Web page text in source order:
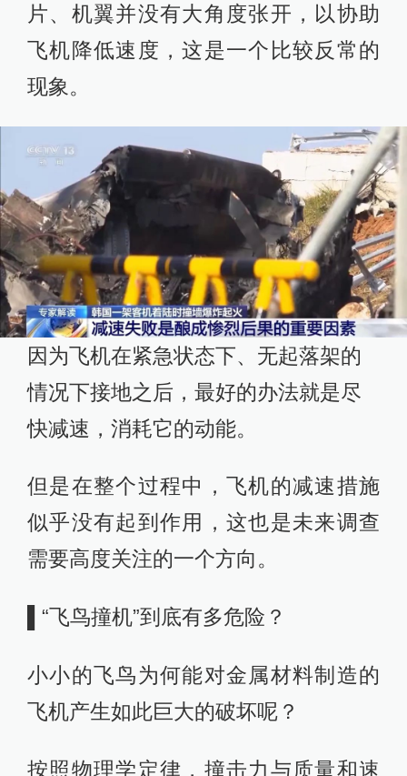
片、机翼并没有大角度张开，以协助
飞机降低速度，这是一个比较反常的
现象。
因为飞机在紧急状态下、无起落架的
情况下接地之后，最好的办法就是尽
快减速，消耗它的动能。
但是在整个过程中，飞机的减速措施
似乎没有起到作用，这也是未来调查
需要高度关注的一个方向。
▌“飞鸟撞机”到底有多危险？
小小的飞鸟为何能对金属材料制造的
飞机产生如此巨大的破坏呢？
按照物理学定律，撞击力与质量和速